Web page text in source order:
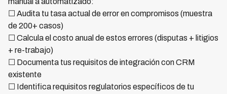
☐ Audita tu tasa actual de error en compromisos (muestra
de 200+ casos)
☐ Calcula el costo anual de estos errores (disputas + litigios
+ re-trabajo)
☐ Documenta tus requisitos de integración con CRM
existente
☐ Identifica requisitos regulatorios específicos de tu